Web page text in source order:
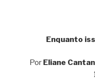
Enquanto
Por Eliane